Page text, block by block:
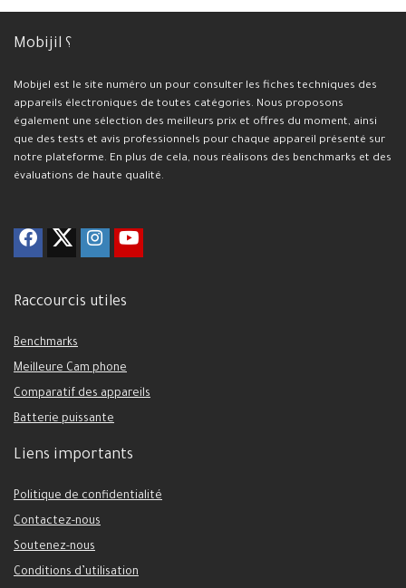
Mobijil ؟
Mobijel est le site numéro un pour consulter les fiches techniques des
appareils électroniques de toutes catégories. Nous proposons
également une sélection des meilleurs prix et offres du moment, ainsi
que des tests et avis professionnels pour chaque appareil présenté sur
notre plateforme. En plus de cela, nous réalisons des benchmarks et des
évaluations de haute qualité.
Raccourcis utiles
Benchmarks
Meilleure Cam phone
Comparatif des appareils
Batterie puissante
Liens importants
Politique de confidentialité
Contactez-nous
Soutenez-nous
Conditions d’utilisation